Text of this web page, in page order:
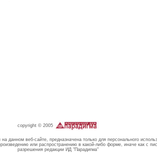
copyright © 2005
данном веб-сайте, предназначена только для персонального
или распространению в какой-либо форме, иначе как с
разрешения редакции ИД "Парадигма"